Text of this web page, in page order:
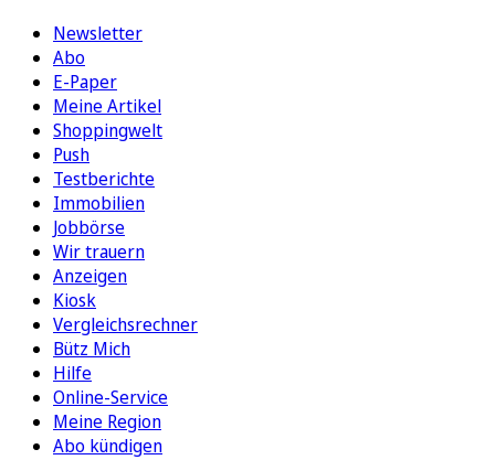
Newsletter
Abo
E-Paper
Meine Artikel
Shoppingwelt
Push
Testberichte
Immobilien
Jobbörse
Wir trauern
Anzeigen
Kiosk
Vergleichsrechner
Bütz Mich
Hilfe
Online-Service
Meine Region
Abo kündigen